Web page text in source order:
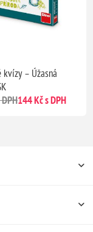
kvízy – Úžasná
144 Kč s DPH